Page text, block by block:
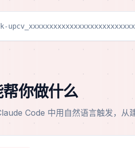
你做什么
Code 中用自然语言触发，从